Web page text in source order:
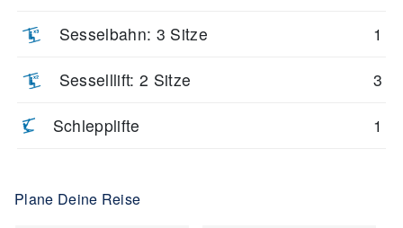
Sesselbahn: 3 Sitze 1
Sesselllift: 2 Sitze 3
Schlepplifte 1
Plane Deine Reise